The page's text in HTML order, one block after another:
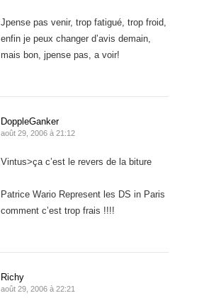
Jpense pas venir, trop fatigué, trop froid,
enfin je peux changer d’avis demain,
mais bon, jpense pas, a voir!
DoppleGanker
août 29, 2006 à 21:12
Vintus>ça c’est le revers de la biture
Patrice Wario Represent les DS in Paris
comment c’est trop frais !!!!
Richy
août 29, 2006 à 22:21